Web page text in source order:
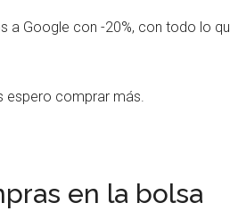
a Google con -20%, con todo lo
espero comprar más.
en la bolsa